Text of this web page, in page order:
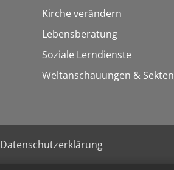
Kirche verändern
Lebensberatung
Soziale Lerndienste
Weltanschauungen & Sekten
Datenschutzerklärung